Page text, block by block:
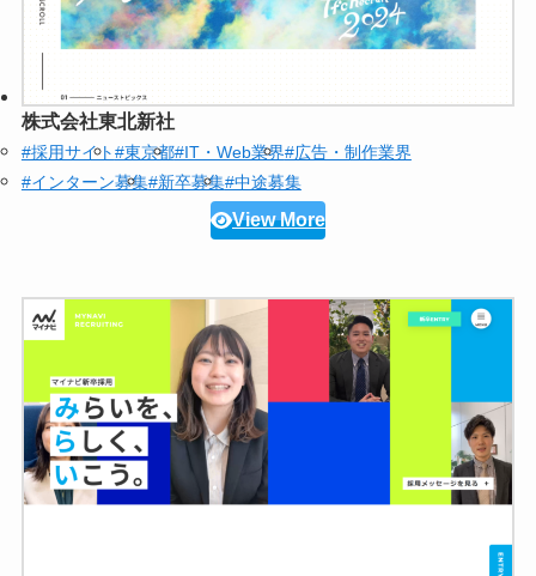
株式会社東北新社
#採用サイト#東京都#IT・Web業界#広告・制作業界
#インターン募集#新卒募集#中途募集
View More